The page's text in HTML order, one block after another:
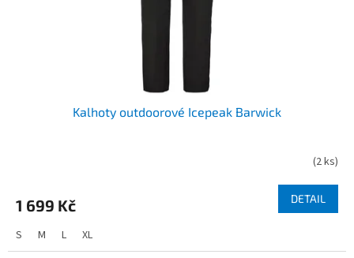
Kalhoty outdoorové Icepeak Barwick
(2 ks)
1 699 Kč DETAIL
S M L XL